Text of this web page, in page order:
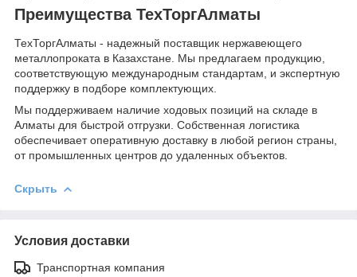
Преимущества ТехТоргАлматы
ТехТоргАлматы - надежный поставщик нержавеющего
металлопроката в Казахстане. Мы предлагаем продукцию,
соответствующую международным стандартам, и экспертную
поддержку в подборе комплектующих.
Мы поддерживаем наличие ходовых позиций на складе в
Алматы для быстрой отгрузки. Собственная логистика
обеспечивает оперативную доставку в любой регион страны,
от промышленных центров до удаленных объектов.
Скрыть
Условия доставки
Транспортная компания